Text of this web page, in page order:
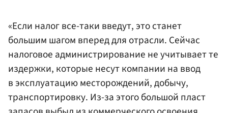
«Если налог все-таки введут, это станет
большим шагом вперед для отрасли. Сейчас
налоговое администрирование не учитывает те
издержки, которые несут компании на ввод
в эксплуатацию месторождений, добычу,
транспортировку. Из-за этого большой пласт